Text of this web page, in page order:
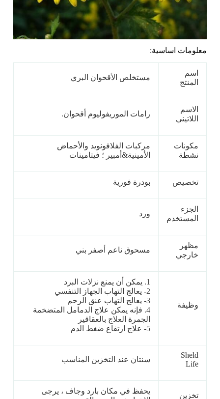
معلومات اساسية:
اسم
المنتج
مستخلص الأقحوان البري
الاسم
اللاتيني
رامات الموريفوليوم أقحوان.
مكونات
نشطة
مركبات الفلافونويد والأحماض
الأمينية&أمبير ؛ فيتامينات
تخصيص بودرة فورية
الجزء
المستخدم
ورد
مظهر
خارجي
مسحوق ناعم أصفر بني
وظيفة
1. يمكن أن يمنع نزلات البرد
2- يعالج التهاب الجهاز التنفسي
3- يعالج التهاب عنق الرحم
4. فإنه يمكن علاج الدمامل المتضخمة
الجمرة العلاج بالعقاقير
5- علاج ارتفاع ضغط الدم
Sheld
Life
سنتان عند التخزين المناسب
تخزين
يحفظ في مكان بارد وجاف ، يرجى